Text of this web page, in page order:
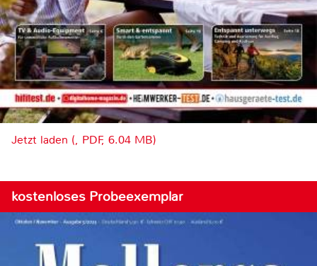
Jetzt laden (, PDF, 6.04 MB)
kostenloses Probeexemplar